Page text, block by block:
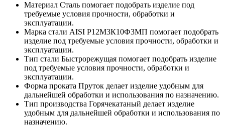
Материал Сталь помогает подобрать изделие под
требуемые условия прочности, обработки и
эксплуатации.
Марка стали AISI Р12М3К10Ф3МП помогает подобрать
изделие под требуемые условия прочности, обработки и
эксплуатации.
Тип стали Быстрорежущая помогает подобрать изделие
под требуемые условия прочности, обработки и
эксплуатации.
Форма проката Пруток делает изделие удобным для
дальнейшей обработки и использования по назначению.
Тип производства Горячекатаный делает изделие
удобным для дальнейшей обработки и использования по
назначению.